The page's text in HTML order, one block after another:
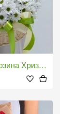
Хризантем